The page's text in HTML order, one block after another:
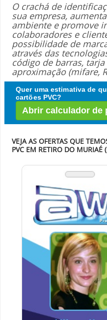
O crachá de
sua empresa,
ambiente e promove
colaboradores e
possibilidade de
através das
código de barras,
aproximação (mifare,
Quer uma estimativa de
cartões PVC?
Abrir calculador de
VEJA AS OFERTAS QUE
PVC EM RETIRO DO MURIAÉ